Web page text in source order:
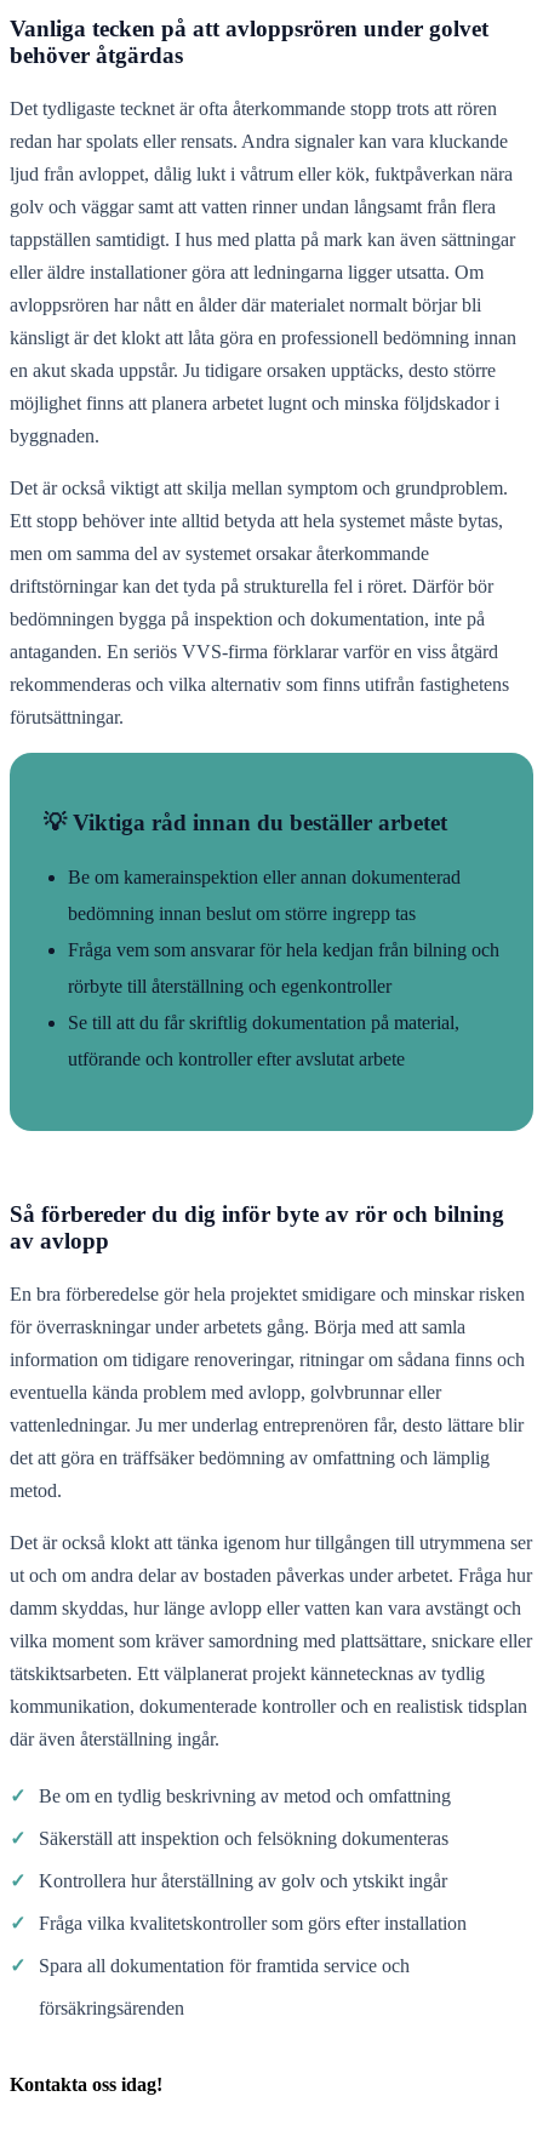
Vanliga tecken på att avloppsrören under golvet
behöver åtgärdas
Det tydligaste tecknet är ofta återkommande stopp trots att rören
redan har spolats eller rensats. Andra signaler kan vara kluckande
ljud från avloppet, dålig lukt i våtrum eller kök, fuktpåverkan nära
golv och väggar samt att vatten rinner undan långsamt från flera
tappställen samtidigt. I hus med platta på mark kan även sättningar
eller äldre installationer göra att ledningarna ligger utsatta. Om
avloppsrören har nått en ålder där materialet normalt börjar bli
känsligt är det klokt att låta göra en professionell bedömning innan
en akut skada uppstår. Ju tidigare orsaken upptäcks, desto större
möjlighet finns att planera arbetet lugnt och minska följdskador i
byggnaden.
Det är också viktigt att skilja mellan symptom och grundproblem.
Ett stopp behöver inte alltid betyda att hela systemet måste bytas,
men om samma del av systemet orsakar återkommande
driftstörningar kan det tyda på strukturella fel i röret. Därför bör
bedömningen bygga på inspektion och dokumentation, inte på
antaganden. En seriös VVS-firma förklarar varför en viss åtgärd
rekommenderas och vilka alternativ som finns utifrån fastighetens
förutsättningar.
💡 Viktiga råd innan du beställer arbetet
Be om kamerainspektion eller annan dokumenterad
bedömning innan beslut om större ingrepp tas
Fråga vem som ansvarar för hela kedjan från bilning och
rörbyte till återställning och egenkontroller
Se till att du får skriftlig dokumentation på material,
utförande och kontroller efter avslutat arbete
Så förbereder du dig inför byte av rör och bilning
av avlopp
En bra förberedelse gör hela projektet smidigare och minskar risken
för överraskningar under arbetets gång. Börja med att samla
information om tidigare renoveringar, ritningar om sådana finns och
eventuella kända problem med avlopp, golvbrunnar eller
vattenledningar. Ju mer underlag entreprenören får, desto lättare blir
det att göra en träffsäker bedömning av omfattning och lämplig
metod.
Det är också klokt att tänka igenom hur tillgången till utrymmena ser
ut och om andra delar av bostaden påverkas under arbetet. Fråga hur
damm skyddas, hur länge avlopp eller vatten kan vara avstängt och
vilka moment som kräver samordning med plattsättare, snickare eller
tätskiktsarbeten. Ett välplanerat projekt kännetecknas av tydlig
kommunikation, dokumenterade kontroller och en realistisk tidsplan
där även återställning ingår.
✓ Be om en tydlig beskrivning av metod och omfattning
✓ Säkerställ att inspektion och felsökning dokumenteras
✓ Kontrollera hur återställning av golv och ytskikt ingår
✓ Fråga vilka kvalitetskontroller som görs efter installation
✓ Spara all dokumentation för framtida service och
försäkringsärenden
Kontakta oss idag!